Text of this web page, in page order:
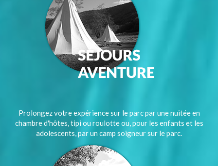
Prolongez votre expérience sur le parc par une nuitée en
chambre d'hôtes, tipi ou roulotte ou, pour les enfants et les
adolescents, par un camp soigneur sur le parc.